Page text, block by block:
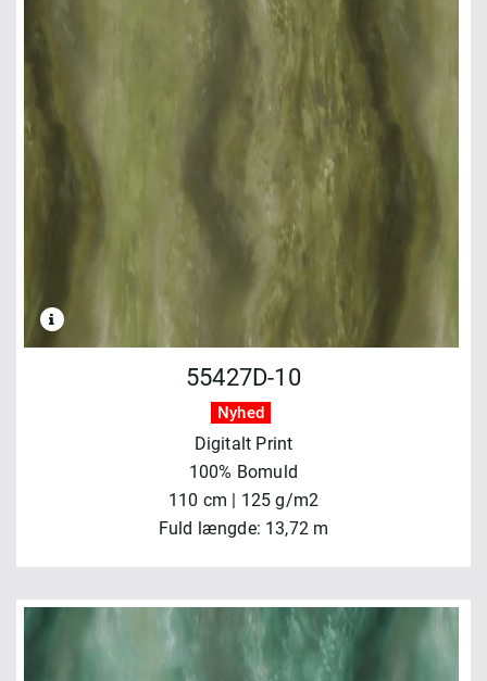
55427D-10
Nyhed
Digitalt Print
100% Bomuld
110 cm | 125 g/m2
Fuld længde: 13,72 m